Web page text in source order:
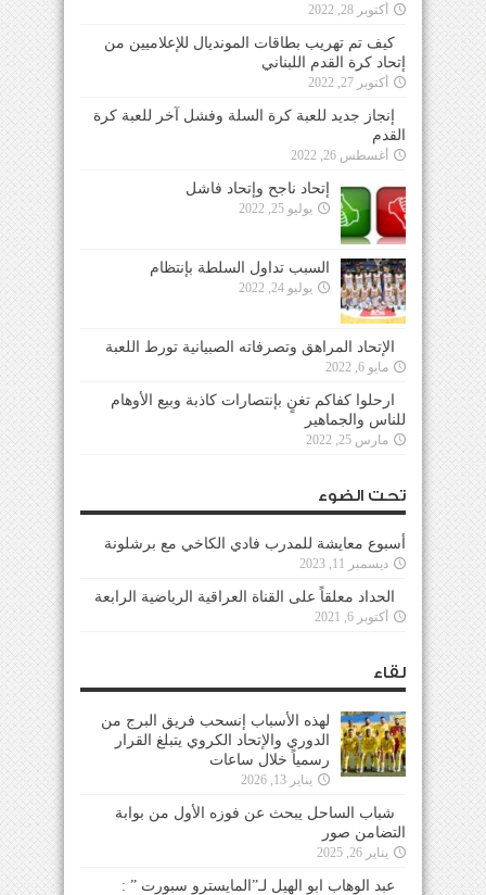
أكتوبر 28, 2022
كيف تم تهريب بطاقات المونديال للإعلاميين من
إتحاد كرة القدم اللبناني
أكتوبر 27, 2022
إنجاز جديد للعبة كرة السلة وفشل آخر للعبة كرة
القدم
أغسطس 26, 2022
إتحاد ناجح وإتحاد فاشل
يوليو 25, 2022
السبب تداول السلطة بإنتظام
يوليو 24, 2022
الإتحاد المراهق وتصرفاته الصبيانية تورط اللعبة
مايو 6, 2022
ارحلوا كفاكم تغنٍ بإنتصارات كاذبة وبيع الأوهام
للناس والجماهير
مارس 25, 2022
تحت الضوء
أسبوع معايشة للمدرب فادي الكاخي مع برشلونة
ديسمبر 11, 2023
الحداد معلقاً على القناة العراقية الرياضية الرابعة
أكتوبر 6, 2021
لقاء
لهذه الأسباب إنسحب فريق البرج من
الدوري والإتحاد الكروي يتبلغ القرار
رسمياً خلال ساعات
يناير 13, 2026
شباب الساحل يبحث عن فوزه الأول من بوابة
التضامن صور
يناير 26, 2025
عبد الوهاب ابو الهيل لـ”المايسترو سبورت ” :